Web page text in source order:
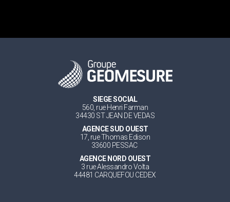
SIEGE SOCIAL
560, rue Henri Farman
34430 ST JEAN DE VEDAS
AGENCE SUD OUEST
17, rue Thomas Edison
33600 PESSAC
AGENCE NORD OUEST
3 rue Alessandro Volta
44481 CARQUEFOU CEDEX